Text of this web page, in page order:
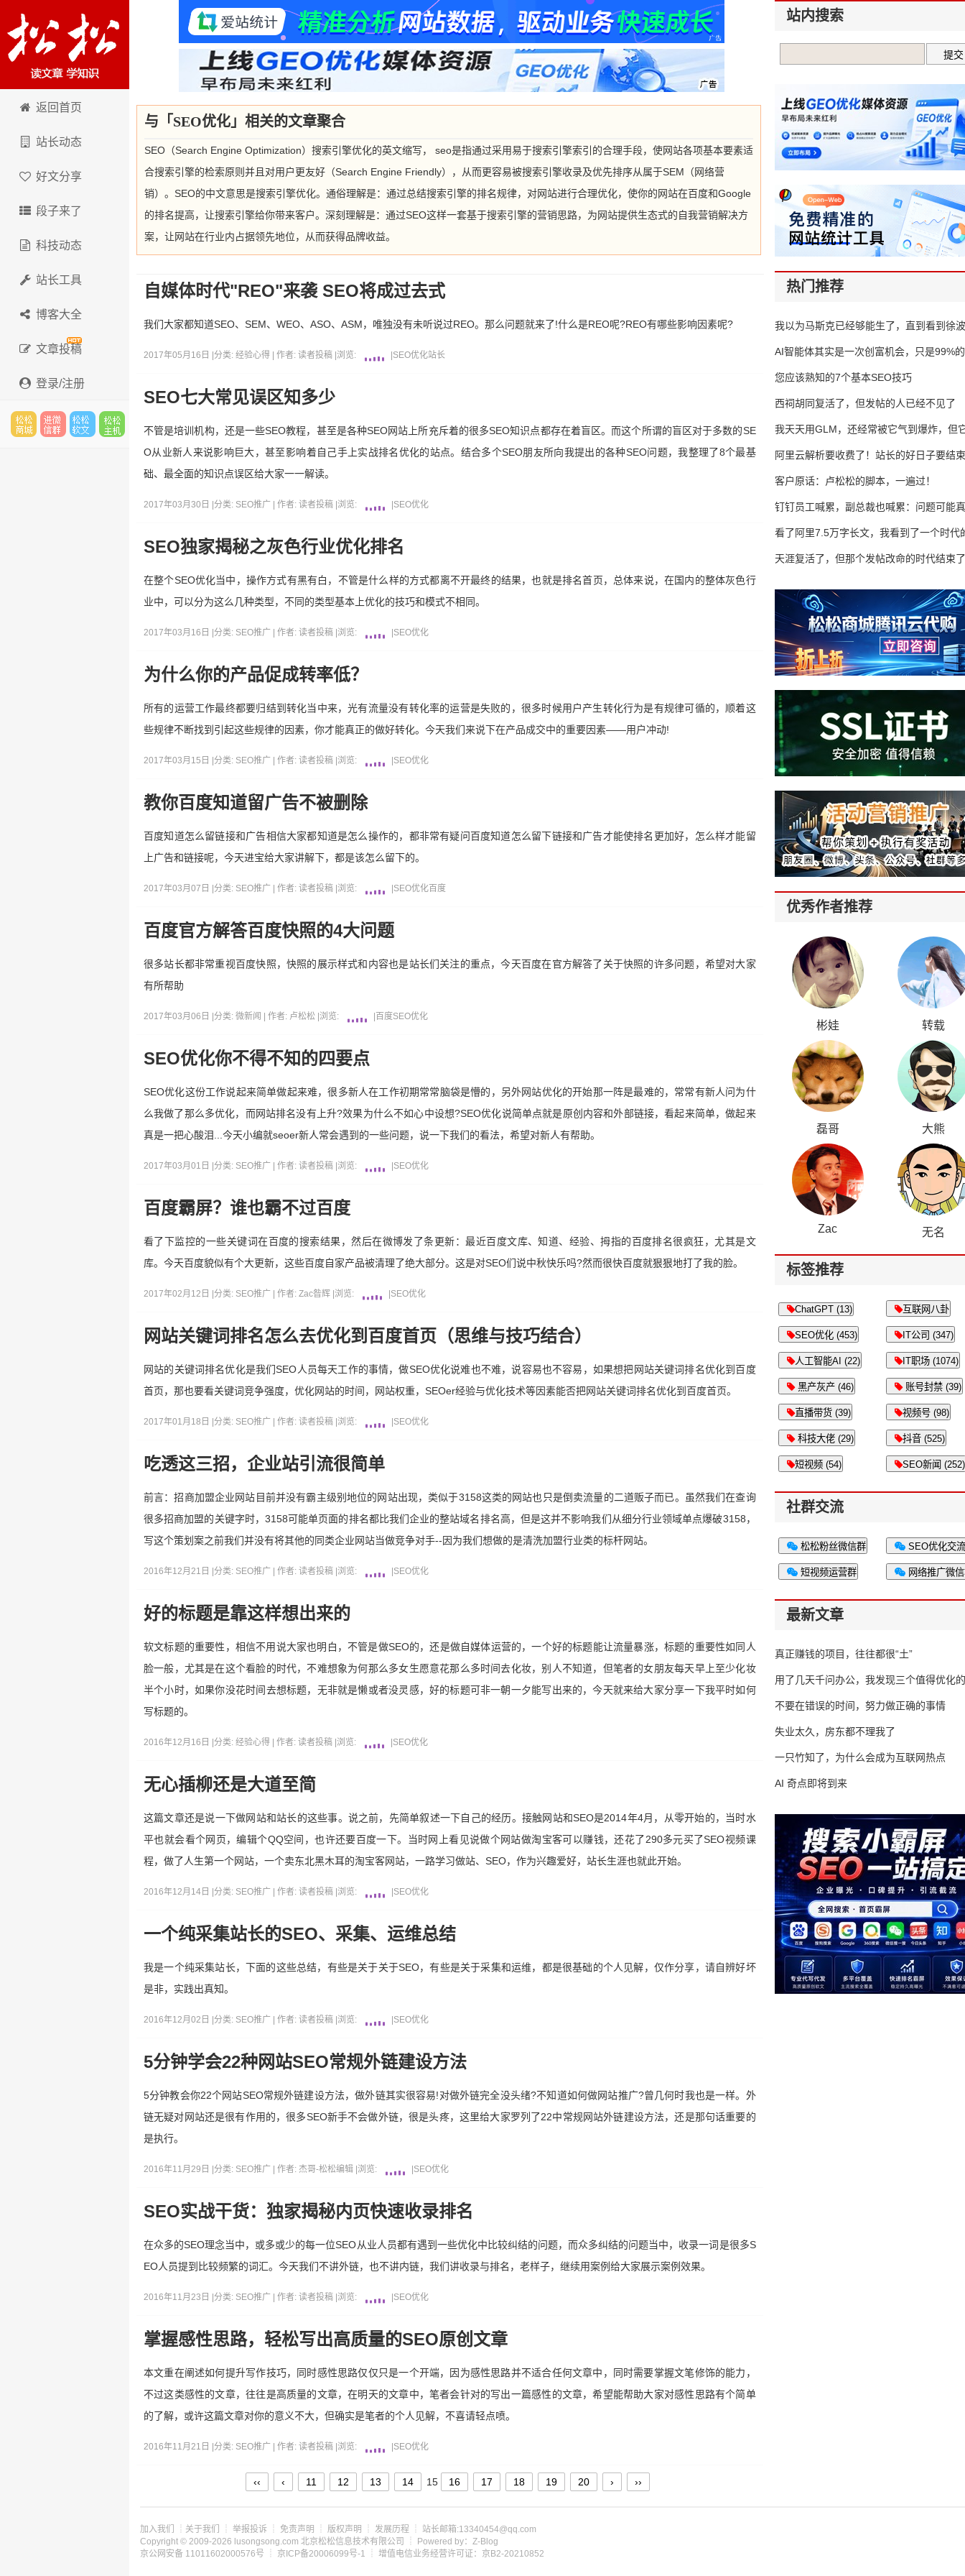
卢松松博客
返回首页
站长动态
好文分享
段子来了
科技动态
站长工具
博客大全
文章投稿
登录/注册
与「SEO优化」相关的文章聚合
SEO（Search Engine Optimization）搜索引擎优化的英文缩写， seo是指通过采用易于搜索引擎索引的合理手段，使网站各项基本要素适
合搜索引擎的检索原则并且对用户更友好（Search Engine Friendly），从而更容易被搜索引擎收录及优先排序从属于SEM（网络营
销）。SEO的中文意思是搜索引擎优化。通俗理解是：通过总结搜索引擎的排名规律，对网站进行合理优化，使你的网站在百度和Google
的排名提高，让搜索引擎给你带来客户。深刻理解是：通过SEO这样一套基于搜索引擎的营销思路，为网站提供生态式的自我营销解决方
案，让网站在行业内占据领先地位，从而获得品牌收益。
自媒体时代"REO"来袭 SEO将成过去式
我们大家都知道SEO、SEM、WEO、ASO、ASM，唯独没有未听说过REO。那么问题就来了!什么是REO呢?REO有哪些影响因素呢?
2017年05月16日 | 分类: 经验心得 | 作者: 读者投稿 浏览: SEO优化站长
SEO七大常见误区知多少
不管是培训机构，还是一些SEO教程，甚至是各种SEO网站上所充斥着的很多SEO知识点都存在着盲区。而这个所谓的盲区对于多数的SE
O从业新人来说影响巨大，甚至影响着自己手上实战排名优化的站点。结合多个SEO朋友所向我提出的各种SEO问题，我整理了8个最基
础、最全面的知识点误区给大家一一解读。
2017年03月30日 | 分类: SEO推广 | 作者: 读者投稿 浏览: SEO优化
SEO独家揭秘之灰色行业优化排名
在整个SEO优化当中，操作方式有黑有白，不管是什么样的方式都离不开最终的结果，也就是排名首页，总体来说，在国内的整体灰色行
业中，可以分为这么几种类型，不同的类型基本上优化的技巧和模式不相同。
2017年03月16日 | 分类: SEO推广 | 作者: 读者投稿 浏览: SEO优化
为什么你的产品促成转率低？
所有的运营工作最终都要归结到转化当中来，光有流量没有转化率的运营是失败的，很多时候用户产生转化行为是有规律可循的，顺着这
些规律不断找到引起这些规律的因素，你才能真正的做好转化。今天我们来说下在产品成交中的重要因素——用户冲动!
2017年03月15日 | 分类: SEO推广 | 作者: 读者投稿 浏览: SEO优化
教你百度知道留广告不被删除
百度知道怎么留链接和广告相信大家都知道是怎么操作的，都非常有疑问百度知道怎么留下链接和广告才能使排名更加好，怎么样才能留
上广告和链接呢，今天进宝给大家讲解下，都是该怎么留下的。
2017年03月07日 | 分类: SEO推广 | 作者: 读者投稿 浏览: SEO优化百度
百度官方解答百度快照的4大问题
很多站长都非常重视百度快照，快照的展示样式和内容也是站长们关注的重点，今天百度在官方解答了关于快照的许多问题，希望对大家
有所帮助
2017年03月06日 | 分类: 微新闻 | 作者: 卢松松 浏览: 百度SEO优化
SEO优化你不得不知的四要点
SEO优化这份工作说起来简单做起来难，很多新人在工作初期常常脑袋是懵的，另外网站优化的开始那一阵是最难的，常常有新人问为什
么我做了那么多优化，而网站排名没有上升?效果为什么不如心中设想?SEO优化说简单点就是原创内容和外部链接，看起来简单，做起来
真是一把心酸泪...今天小编就seoer新人常会遇到的一些问题，说一下我们的看法，希望对新人有帮助。
2017年03月01日 | 分类: SEO推广 | 作者: 读者投稿 浏览: SEO优化
百度霸屏？谁也霸不过百度
看了下监控的一些关键词在百度的搜索结果，然后在微博发了条更新：最近百度文库、知道、经验、拇指的百度排名很疯狂，尤其是文
库。今天百度貌似有个大更新，这些百度自家产品被清理了绝大部分。这是对SEO们说中秋快乐吗?然而很快百度就狠狠地打了我的脸。
2017年02月12日 | 分类: SEO推广 | 作者: Zac昝辉 浏览: SEO优化
网站关键词排名怎么去优化到百度首页（思维与技巧结合）
网站的关键词排名优化是我们SEO人员每天工作的事情，做SEO优化说难也不难，说容易也不容易，如果想把网站关键词排名优化到百度
首页，那也要看关键词竞争强度，优化网站的时间，网站权重，SEOer经验与优化技术等因素能否把网站关键词排名优化到百度首页。
2017年01月18日 | 分类: SEO推广 | 作者: 读者投稿 浏览: SEO优化
吃透这三招，企业站引流很简单
前言：招商加盟企业网站目前并没有霸主级别地位的网站出现，类似于3158这类的网站也只是倒卖流量的二道贩子而已。虽然我们在查询
很多招商加盟的关键字时，3158可能单页面的排名都比我们企业的整站域名排名高，但是这并不影响我们从细分行业领域单点爆破3158，
写这个策划案之前我们并没有将其他的同类企业网站当做竞争对手--因为我们想做的是清洗加盟行业类的标杆网站。
2016年12月21日 | 分类: SEO推广 | 作者: 读者投稿 浏览: SEO优化
好的标题是靠这样想出来的
软文标题的重要性，相信不用说大家也明白，不管是做SEO的，还是做自媒体运营的，一个好的标题能让流量暴涨，标题的重要性如同人
脸一般，尤其是在这个看脸的时代，不难想象为何那么多女生愿意花那么多时间去化妆，别人不知道，但笔者的女朋友每天早上至少化妆
半个小时，如果你没花时间去想标题，无非就是懒或者没灵感，好的标题可非一朝一夕能写出来的，今天就来给大家分享一下我平时如何
写标题的。
2016年12月16日 | 分类: 经验心得 | 作者: 读者投稿 浏览: SEO优化
无心插柳还是大道至简
这篇文章还是说一下做网站和站长的这些事。说之前，先简单叙述一下自己的经历。接触网站和SEO是2014年4月，从零开始的，当时水
平也就会看个网页，编辑个QQ空间，也许还要百度一下。当时网上看见说做个网站做淘宝客可以赚钱，还花了290多元买了SEO视频课
程，做了人生第一个网站，一个卖东北黑木耳的淘宝客网站，一路学习做站、SEO，作为兴趣爱好，站长生涯也就此开始。
2016年12月14日 | 分类: SEO推广 | 作者: 读者投稿 浏览: SEO优化
一个纯采集站长的SEO、采集、运维总结
我是一个纯采集站长，下面的这些总结，有些是关于关于SEO，有些是关于采集和运维，都是很基础的个人见解，仅作分享，请自辨好坏
是非，实践出真知。
2016年12月02日 | 分类: SEO推广 | 作者: 读者投稿 浏览: SEO优化
5分钟学会22种网站SEO常规外链建设方法
5分钟教会你22个网站SEO常规外链建设方法，做外链其实很容易!对做外链完全没头绪?不知道如何做网站推广?曾几何时我也是一样。外
链无疑对网站还是很有作用的，很多SEO新手不会做外链，很是头疼，这里给大家罗列了22中常规网站外链建设方法，还是那句话重要的
是执行。
2016年11月29日 | 分类: SEO推广 | 作者: 杰哥-松松编辑 浏览: SEO优化
SEO实战干货：独家揭秘内页快速收录排名
在众多的SEO理念当中，或多或少的每一位SEO从业人员都有遇到一些优化中比较纠结的问题，而众多纠结的问题当中，收录一词是很多S
EO人员提到比较频繁的词汇。今天我们不讲外链，也不讲内链，我们讲收录与排名，老样子，继续用案例给大家展示案例效果。
2016年11月23日 | 分类: SEO推广 | 作者: 读者投稿 浏览: SEO优化
掌握感性思路，轻松写出高质量的SEO原创文章
本文重在阐述如何提升写作技巧，同时感性思路仅仅只是一个开端，因为感性思路并不适合任何文章中，同时需要掌握文笔修饰的能力，
不过这类感性的文章，往往是高质量的文章，在明天的文章中，笔者会针对的写出一篇感性的文章，希望能帮助大家对感性思路有个简单
的了解，或许这篇文章对你的意义不大，但确实是笔者的个人见解，不喜请轻点喷。
2016年11月21日 | 分类: SEO推广 | 作者: 读者投稿 浏览: SEO优化
‹‹ ‹ 11 12 13 14 15 16 17 18 19 20 › ››
站内搜索
热门推荐
我以为马斯克已经够能生了，直到看到
AI智能体其实是一次创富机会，只是99%
错过了
您应该熟知的7个基本SEO技巧
西祠胡同复活了，但发帖的人已经不见了
我天天用GLM，还经常被它气到爆炸，但
16万亿
阿里云解析要收费了！站长的好日子要结
客户原话：卢松松的脚本，一遍过！
钉钉员工喊累，副总裁也喊累：问题可能
了
看了阿里7.5万字长文，我看到了一个时代
天涯复活了，但那个发帖改命的时代结束了
优秀作者推荐
彬娃 转载
磊哥 大熊
Zac 无名
标签推荐
ChatGPT (13) 互联网八卦
SEO优化 (453) IT公司 (347)
人工智能AI (22) IT职场 (1074)
黑产灰产 (46) 账号封禁 (39)
直播带货 (39) 视频号 (98)
科技大佬 (29) 抖音 (525)
短视频 (54) SEO新闻 (252)
社群交流
松松粉丝微信群 SEO优化交
短视频运营群 网络推广微
最新文章
真正赚钱的项目，往往都很“土”
用了几天千问办公，我发现三个值得优化
不要在错误的时间，努力做正确的事情
失业太久，房东都不理我了
一只竹知了，为什么会成为互联网热点
AI 奇点即将到来
加入我们 关于我们 举报投诉 免责声明 版权声明 发展历程 ┊ 站长邮箱:13340454@qq.com
Copyright © 2009-2026 lusongsong.com 北京松松信息技术有限公司 ┊ Powered by：Z-Blog
京公网安备 11011602000576号 ┊ 京ICP备20006099号-1 ┊ 增值电信业务经营许可证：京B2-20210852